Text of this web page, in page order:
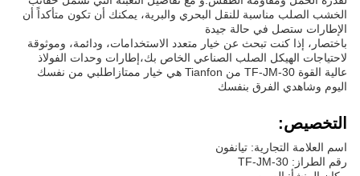
الخشب الصلب مناسبة للنقل البحري والبرية، يمكنك أن تكون متأكداً أن
الإطارات ستصل في حالة جيدة
باختصار، إذا كنت تبحث عن خيار متعدد الاستخدامات، ودائمة، وموثوقة
لاحتياجات الهيكل الصلب الصناعي الخاص بك،إطارات وحدات الفولاذ
عالية القوة TF-JM-30 من Tianfon هي خيار ممتازاطلبي من نفسك
اليوم وشاهدي الفرق بنفسك
التخصيص:
اسم العلامة التجارية: تيانفون
رقم الطراز: TF-JM-30